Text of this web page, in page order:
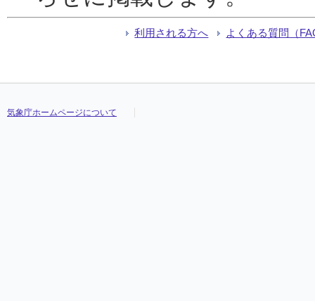
利用される方へ よくある質問（
気象庁ホームページについて